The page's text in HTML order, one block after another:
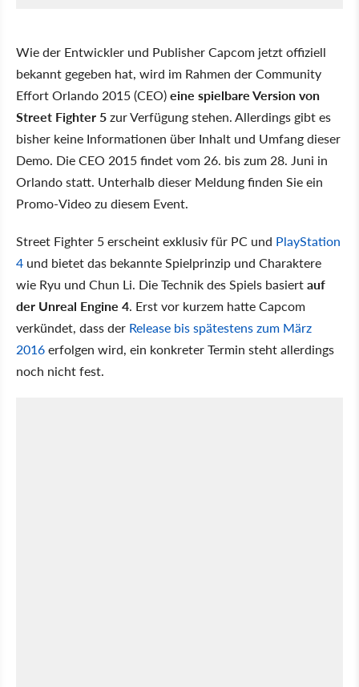
Wie der Entwickler und Publisher Capcom jetzt offiziell
bekannt gegeben hat, wird im Rahmen der Community
Effort Orlando 2015 (CEO)eine spielbare Version von
Street Fighter 5zur Verfügung stehen. Allerdings gibt es
bisher keine Informationen über Inhalt und Umfang dieser
Demo. Die CEO 2015 findet vom 26. bis zum 28. Juni in
Orlando statt. Unterhalb dieser Meldung finden Sie ein
Promo-Video zu diesem Event.
Street Fighter 5 erscheint exklusiv für PC und PlayStation
4 und bietet das bekannte Spielprinzip und Charaktere
wie Ryu und Chun Li. Die Technik des Spiels basiertauf
der Unreal Engine 4. Erst vor kurzem hatte Capcom
verkündet, dass der Release bis spätestens zum März
2016erfolgen wird, ein konkreter Termin steht allerdings
noch nicht fest.